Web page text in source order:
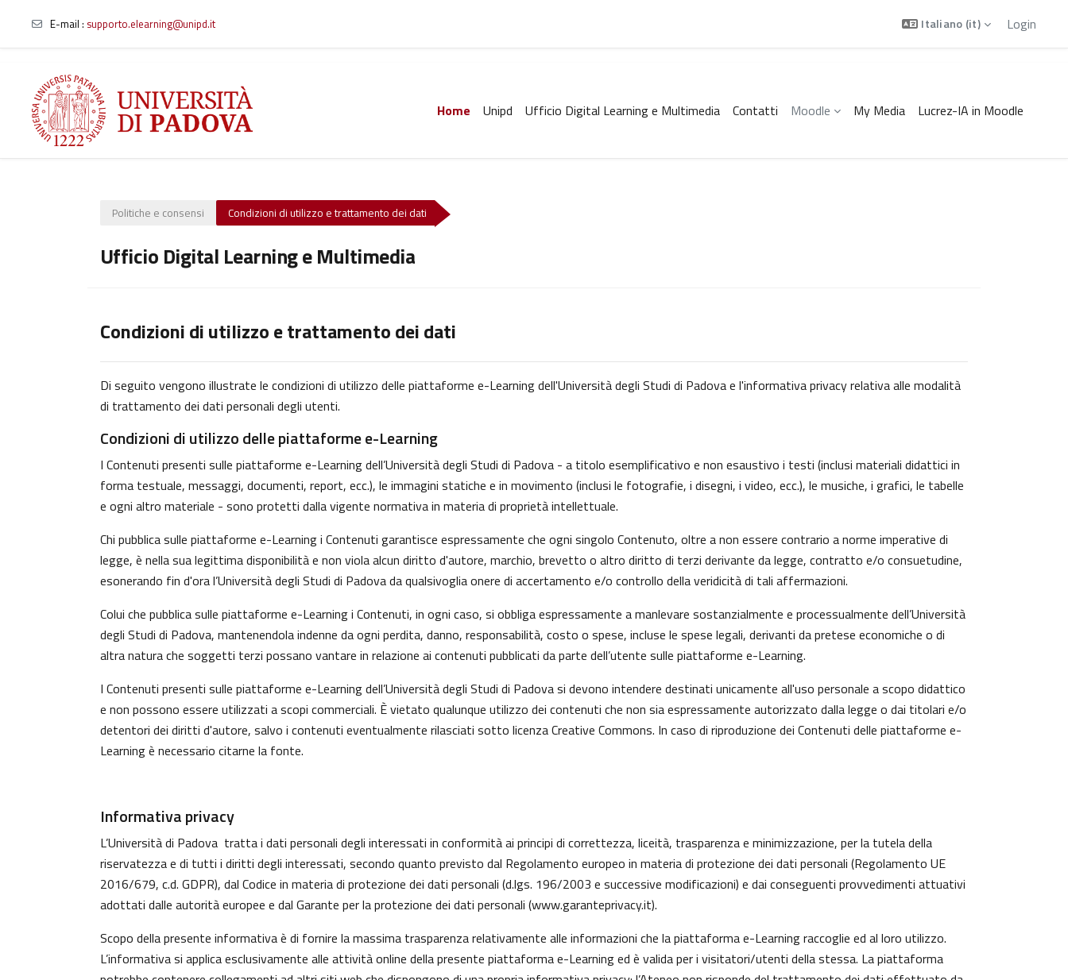
Vai al contenuto principale
E-mail : supporto.elearning@unipd.it Italiano ‎(it)‎ Login
Home Unipd Ufficio Digital Learning e Multimedia Contatti Moodle My Media Lucrez-IA in Moodle
Politiche e consensi Condizioni di utilizzo e trattamento dei dati
Ufficio Digital Learning e Multimedia
Condizioni di utilizzo e trattamento dei dati
Di seguito vengono illustrate le condizioni di utilizzo delle piattaforme e-Learning dell'Università degli Studi di Padova e l'informativa privacy relativa alle modalità
di trattamento dei dati personali degli utenti.
Condizioni di utilizzo delle piattaforme e-Learning
I Contenuti presenti sulle piattaforme e-Learning dell’Università degli Studi di Padova - a titolo esemplificativo e non esaustivo i testi (inclusi materiali didattici in
forma testuale, messaggi, documenti, report, ecc.), le immagini statiche e in movimento (inclusi le fotografie, i disegni, i video, ecc.), le musiche, i grafici, le tabelle
e ogni altro materiale - sono protetti dalla vigente normativa in materia di proprietà intellettuale.
Chi pubblica sulle piattaforme e-Learning i Contenuti garantisce espressamente che ogni singolo Contenuto, oltre a non essere contrario a norme imperative di
legge, è nella sua legittima disponibilità e non viola alcun diritto d'autore, marchio, brevetto o altro diritto di terzi derivante da legge, contratto e/o consuetudine,
esonerando fin d'ora l’Università degli Studi di Padova da qualsivoglia onere di accertamento e/o controllo della veridicità di tali affermazioni.
Colui che pubblica sulle piattaforme e-Learning i Contenuti, in ogni caso, si obbliga espressamente a manlevare sostanzialmente e processualmente dell’Università
degli Studi di Padova, mantenendola indenne da ogni perdita, danno, responsabilità, costo o spese, incluse le spese legali, derivanti da pretese economiche o di
altra natura che soggetti terzi possano vantare in relazione ai contenuti pubblicati da parte dell’utente sulle piattaforme e-Learning.
I Contenuti presenti sulle piattaforme e-Learning dell’Università degli Studi di Padova si devono intendere destinati unicamente all'uso personale a scopo didattico
e non possono essere utilizzati a scopi commerciali. È vietato qualunque utilizzo dei contenuti che non sia espressamente autorizzato dalla legge o dai titolari e/o
detentori dei diritti d'autore, salvo i contenuti eventualmente rilasciati sotto licenza Creative Commons. In caso di riproduzione dei Contenuti delle piattaforme e-
Learning è necessario citarne la fonte.
Informativa privacy
L’Università di Padova tratta i dati personali degli interessati in conformità ai principi di correttezza, liceità, trasparenza e minimizzazione, per la tutela della
riservatezza e di tutti i diritti degli interessati, secondo quanto previsto dal Regolamento europeo in materia di protezione dei dati personali (Regolamento UE
2016/679, c.d. GDPR), dal Codice in materia di protezione dei dati personali (d.lgs. 196/2003 e successive modificazioni) e dai conseguenti provvedimenti attuativi
adottati dalle autorità europee e dal Garante per la protezione dei dati personali (www.garanteprivacy.it).
Scopo della presente informativa è di fornire la massima trasparenza relativamente alle informazioni che la piattaforma e-Learning raccoglie ed al loro utilizzo.
L’informativa si applica esclusivamente alle attività online della presente piattaforma e-Learning ed è valida per i visitatori/utenti della stessa. La piattaforma